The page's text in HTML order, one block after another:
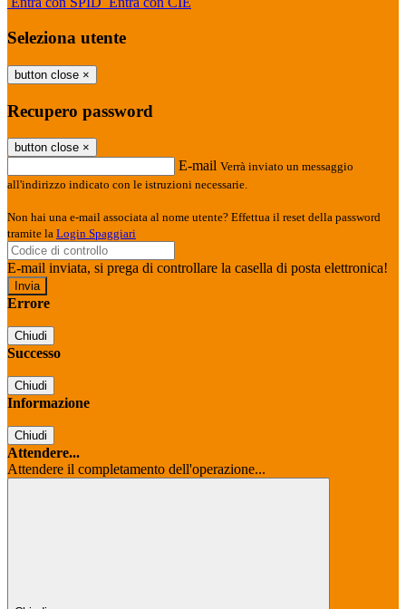
Seleziona utente
button close ×
Recupero password
button close ×
E-mail Verrà inviato un messaggio
all'indirizzo indicato con le istruzioni necessarie.
Non hai una e-mail associata al nome utente? Effettua il reset della password
tramite la Login Spaggiari
E-mail inviata, si prega di controllare la casella di posta elettronica!
Errore
Chiudi
Successo
Chiudi
Informazione
Chiudi
Attendere...
Attendere il completamento dell'operazione...